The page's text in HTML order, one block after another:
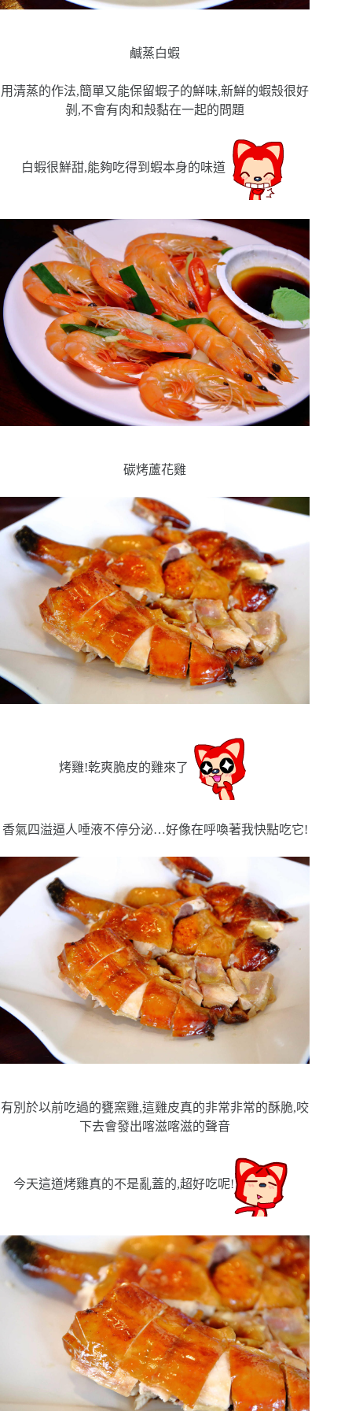
鹹蒸白蝦
用清蒸的作法,簡單又能保留蝦子的鮮味,新鮮的蝦殼很好
剝,不會有肉和殼黏在一起的問題
白蝦很鮮甜,能夠吃得到蝦本身的味道
碳烤蘆花雞
烤雞!乾爽脆皮的雞來了
香氣四溢逼人唾液不停分泌…好像在呼喚著我快點吃它!
有別於以前吃過的甕窯雞,這雞皮真的非常非常的酥脆,咬
下去會發出喀滋喀滋的聲音
今天這道烤雞真的不是亂蓋的,超好吃呢!